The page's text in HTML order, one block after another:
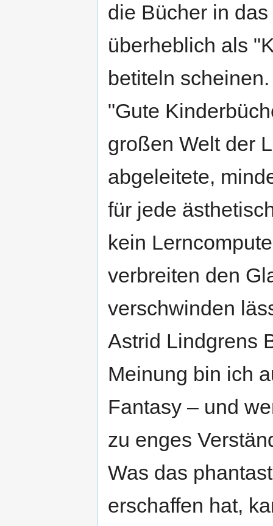
die Bücher in
überheblich als
betiteln
"Gute
großen Welt der
abgeleitete,
für jede
kein
verbreiten den
verschwinden
Astrid Lindgrens
Meinung bin ich
Fantasy – und
zu enges
Was das
erschaffen hat,